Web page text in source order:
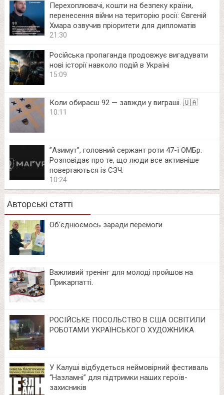
Перехоплювачі, кошти на безпеку країни,
перенесення війни на територію росії: Євгеній
Хмара озвучив пріоритети для дипломатів
21:30
Російська пропаганда продовжує вигадувати
нові історії навколо подій в Україні
15:09
Коли обираєш 92 — завжди у виграші. 🇺🇦
10:11
⁨”Азимут”, головний сержант роти 47-ї ОМБр.
Розповідає про те, що люди все активніше
повертаються із СЗЧ.
10:24
Авторські статті
Об‘єднюємось заради перемоги
Важливий тренінг для молоді пройшов на
Прикарпатті.
РОСІЙСЬКЕ ПОСОЛЬСТВО В США ОСВІТИЛИ
РОБОТАМИ УКРАЇНСЬКОГО ХУДОЖНИКА
У Калуші відбудеться неймовірний фестиваль
“Назламні” для підтримки наших героїв-
захисників